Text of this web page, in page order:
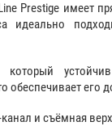
Prestige имеет
идеально
обеспечивает его
и съёмная